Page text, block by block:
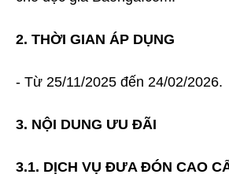
2. THỜI GIAN ÁP DỤNG
- Từ 25/11/2025 đến 24/02/2026.
3. NỘI DUNG ƯU ĐÃI
3.1. DỊCH VỤ ĐƯA ĐÓN CAO